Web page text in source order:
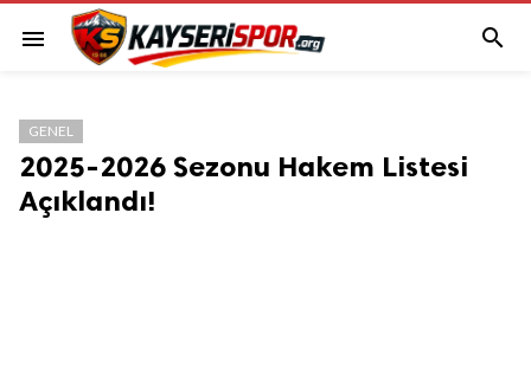
menu 
GENEL
2025-2026 Sezonu Hakem Listesi
Açıklandı!